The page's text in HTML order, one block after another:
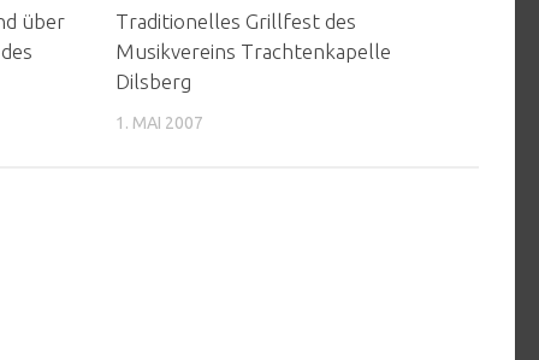
über
Traditionelles Grillfest des
Musikvereins Trachtenkapelle
Dilsberg
1. MAI 2007